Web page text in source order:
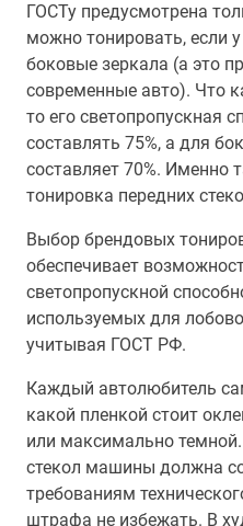
ГОСТу предусмотрена
можно тонировать, если
боковые зеркала (а это
современные авто). Что
то его светопропускная
составлять 75%, а для
составляет 70%. Именно
тонировка передних
Выбор брендовых
обеспечивает
светопропускной
используемых для
учитывая ГОСТ РФ.
Каждый автолюбитель
какой пленкой стоит
или максимально
стекол машины должна
требованиям
штрафа не избежать. В